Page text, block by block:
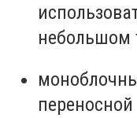
небольшом